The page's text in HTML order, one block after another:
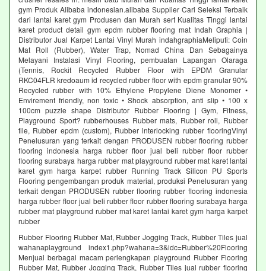
gym Produk Alibaba indonesian.alibaba Supplier Cari Seleksi Terbaik
dari lantai karet gym Produsen dan Murah sert Kualitas Tinggi lantai
karet product detail gym epdm rubber flooring mat Indah Graphia |
Distributor Jual Karpet Lantai Vinyl Murah indahgraphiaMeliputi: Coin
Mat Roll (Rubber), Water Trap, Nomad China Dan Sebagainya
Melayani Instalasi Vinyl Flooring, pembuatan Lapangan Olaraga
(Tennis, Rockit Recycled Rubber Floor with EPDM Granular
RKC04FLR kredoaum id recycled rubber floor with epdm granular 90%
Recycled rubber with 10% Ethylene Propylene Diene Monomer •
Envirement friendly, non toxic • Shock absorption, anti slip • 100 x
100cm puzzle shape Distributor Rubber Flooring | Gym, Fitness,
Playground Sport? rubberhouses Rubber mats, Rubber roll, Rubber
tile, Rubber epdm (custom), Rubber interlocking rubber flooringVinyl
Penelusuran yang terkait dengan PRODUSEN rubber flooring rubber
flooring indonesia harga rubber floor jual beli rubber floor rubber
flooring surabaya harga rubber mat playground rubber mat karet lantai
karet gym harga karpet rubber Running Track Silicon PU Sports
Flooring pengembangan produk material, produksi Penelusuran yang
terkait dengan PRODUSEN rubber flooring rubber flooring indonesia
harga rubber floor jual beli rubber floor rubber flooring surabaya harga
rubber mat playground rubber mat karet lantai karet gym harga karpet
rubber
Rubber Flooring Rubber Mat, Rubber Jogging Track, Rubber Tiles jual
wahanaplayground index1.php?wahana=3&idc=Rubber%20Flooring
Menjual berbagai macam perlengkapan playground Rubber Flooring
Rubber Mat, Rubber Jogging Track, Rubber Tiles jual rubber flooring